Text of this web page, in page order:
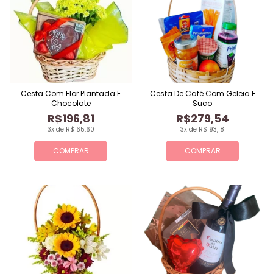
COMPRAR
3x de R$ 65,60
R$196,81
Cesta Com Flor Plantada E
Chocolate
COMPRAR
3x de R$ 93,18
R$279,54
Cesta De Café Com Geleia E
Suco